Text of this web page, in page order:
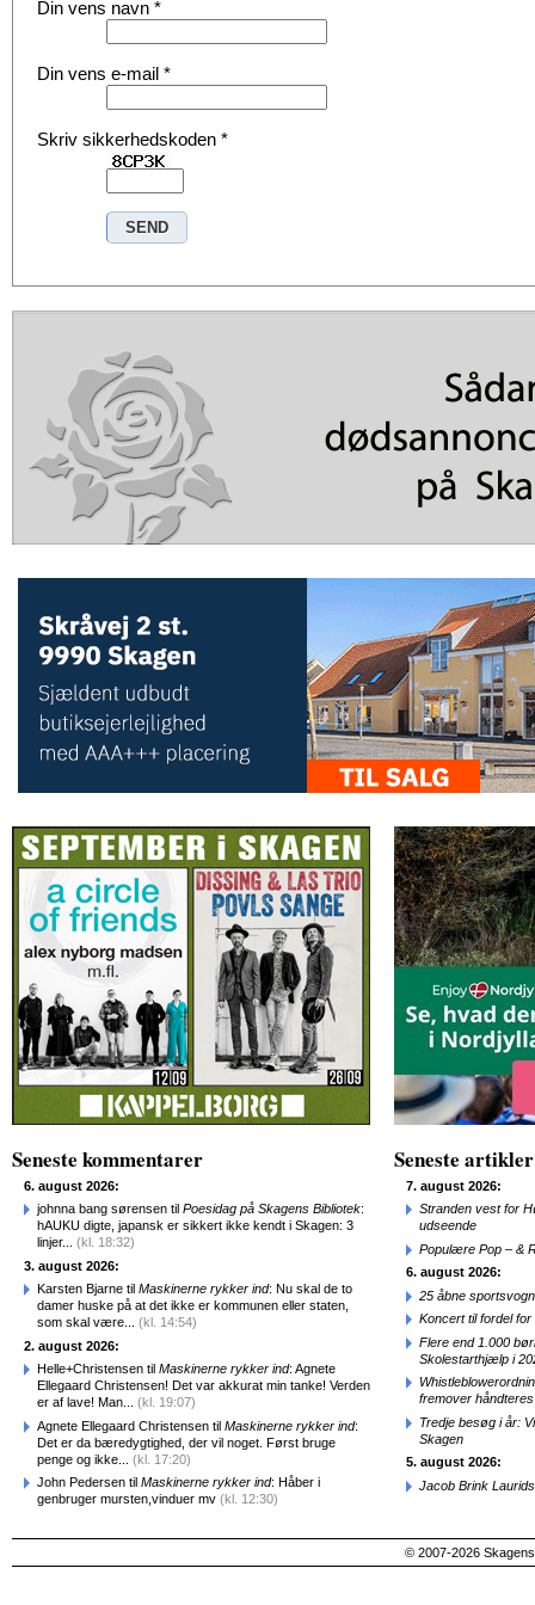
Din vens navn *
Din vens e-mail *
Skriv sikkerhedskoden *
Seneste kommentarer
6. august 2026:
johnna bang sørensen til Poesidag på Skagens Bibliotek:
hAUKU digte, japansk er sikkert ikke kendt i Skagen: 3
linjer... (kl. 18:32)
3. august 2026:
Karsten Bjarne til Maskinerne rykker ind: Nu skal de to
damer huske på at det ikke er kommunen eller staten,
som skal være... (kl. 14:54)
2. august 2026:
Helle+Christensen til Maskinerne rykker ind: Agnete
Ellegaard Christensen! Det var akkurat min tanke! Verden
er af lave! Man... (kl. 19:07)
Agnete Ellegaard Christensen til Maskinerne rykker ind:
Det er da bæredygtighed, der vil noget. Først bruge
penge og ikke... (kl. 17:20)
John Pedersen til Maskinerne rykker ind: Håber i
genbruger mursten,vinduer mv (kl. 12:30)
Seneste artikler
7. august 2026:
Stranden vest for
udseende
Populære Pop – &
6. august 2026:
25 åbne
Koncert til fordel
Flere end 1.000
Skolestarthjælp i
fremover
Tredje besøg i år:
Skagen
5. august 2026:
Jacob Brink
© 2007-2026